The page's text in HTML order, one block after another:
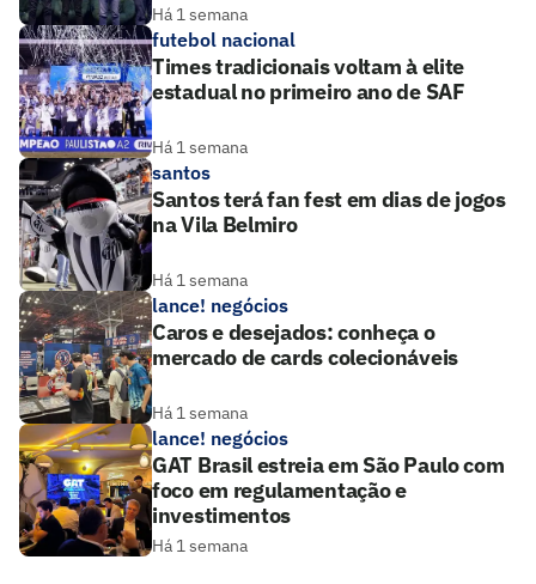
Há 1 semana
futebol nacional
Times tradicionais voltam à elite
estadual no primeiro ano de SAF
Há 1 semana
santos
Santos terá fan fest em dias de jogos
na Vila Belmiro
Há 1 semana
lance! negócios
Caros e desejados: conheça o
mercado de cards colecionáveis
Há 1 semana
lance! negócios
GAT Brasil estreia em São Paulo com
foco em regulamentação e
investimentos
Há 1 semana